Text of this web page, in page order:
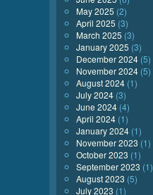
May 2025 (2)
April 2025 (3)
March 2025 (3)
January 2025 (3)
December 2024 (5)
November 2024 (5)
August 2024 (1)
July 2024 (3)
June 2024 (4)
April 2024 (1)
January 2024 (1)
November 2023 (1)
October 2023 (1)
September 2023 (1)
August 2023 (5)
July 2023 (1)